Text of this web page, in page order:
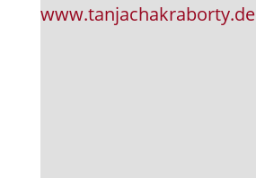
www.tanjachakraborty.de